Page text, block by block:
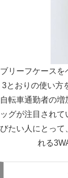
ブリーフケースを
3とおりの使い方
自転車通勤者の
ッグが注目され
びたい人にとって
れる